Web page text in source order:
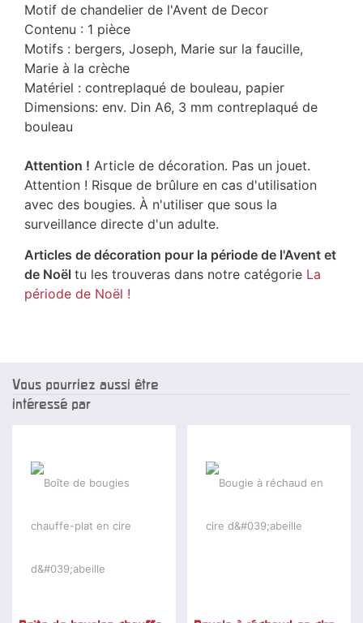
Motif de chandelier de l'Avent de Decor
Contenu : 1 pièce
Motifs : bergers, Joseph, Marie sur la faucille,
Marie à la crèche
Matériel : contreplaqué de bouleau, papier
Dimensions: env. Din A6, 3 mm contreplaqué de
bouleau
Attention ! Article de décoration. Pas un jouet.
Attention ! Risque de brûlure en cas d'utilisation
avec des bougies. À n'utiliser que sous la
surveillance directe d'un adulte.
Articles de décoration pour la période de l'Avent et
de Noël tu les trouveras dans notre catégorie La
période de Noël !
Vous pourriez aussi être
intéressé par